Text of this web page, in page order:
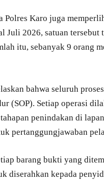
Polres Karo juga
Juli 2026, satuan
itu, sebanyak 9 orang
bahwa seluruh
(SOP). Setiap operasi
penindakan di
pertanggungjawaban
barang bukti yang
diserahkan kepada